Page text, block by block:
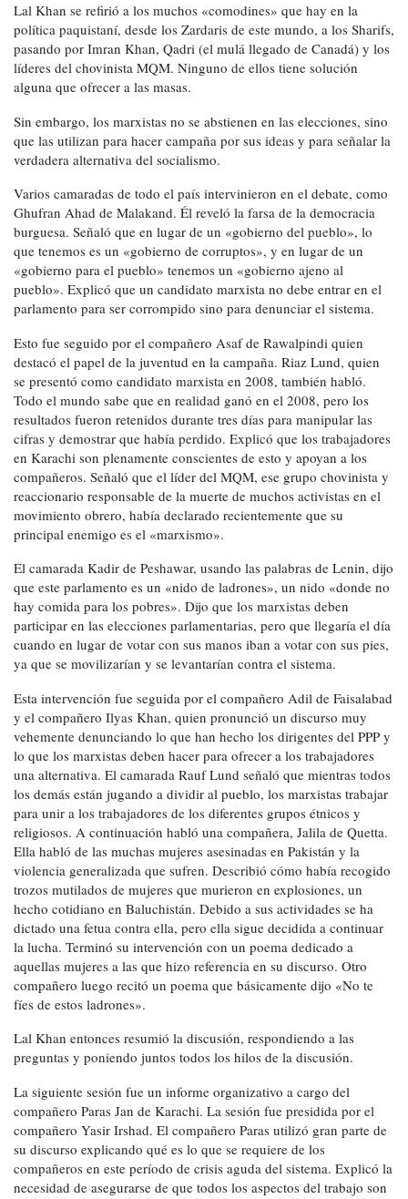
Lal Khan se refirió a los muchos «comodines» que hay en la
política paquistaní, desde los Zardaris de este mundo, a los Sharifs,
pasando por Imran Khan, Qadri (el mulá llegado de Canadá) y los
líderes del chovinista MQM. Ninguno de ellos tiene solución
alguna que ofrecer a las masas.
Sin embargo, los marxistas no se abstienen en las elecciones, sino
que las utilizan para hacer campaña por sus ideas y para señalar la
verdadera alternativa del socialismo.
Varios camaradas de todo el país intervinieron en el debate, como
Ghufran Ahad de Malakand. Él reveló la farsa de la democracia
burguesa. Señaló que en lugar de un «gobierno del pueblo», lo
que tenemos es un «gobierno de corruptos», y en lugar de un
«gobierno para el pueblo» tenemos un «gobierno ajeno al
pueblo». Explicó que un candidato marxista no debe entrar en el
parlamento para ser corrompido sino para denunciar el sistema.
Esto fue seguido por el compañero Asaf de Rawalpindi quien
destacó el papel de la juventud en la campaña. Riaz Lund, quien
se presentó como candidato marxista en 2008, también habló.
Todo el mundo sabe que en realidad ganó en el 2008, pero los
resultados fueron retenidos durante tres días para manipular las
cifras y demostrar que había perdido. Explicó que los trabajadores
en Karachi son plenamente conscientes de esto y apoyan a los
compañeros. Señaló que el líder del MQM, ese grupo chovinista y
reaccionario responsable de la muerte de muchos activistas en el
movimiento obrero, había declarado recientemente que su
principal enemigo es el «marxismo».
El camarada Kadir de Peshawar, usando las palabras de Lenin, dijo
que este parlamento es un «nido de ladrones», un nido «donde no
hay comida para los pobres». Dijo que los marxistas deben
participar en las elecciones parlamentarias, pero que llegaría el día
cuando en lugar de votar con sus manos iban a votar con sus pies,
ya que se movilizarían y se levantarían contra el sistema.
Esta intervención fue seguida por el compañero Adil de Faisalabad
y el compañero Ilyas Khan, quien pronunció un discurso muy
vehemente denunciando lo que han hecho los dirigentes del PPP y
lo que los marxistas deben hacer para ofrecer a los trabajadores
una alternativa. El camarada Rauf Lund señaló que mientras todos
los demás están jugando a dividir al pueblo, los marxistas trabajar
para unir a los trabajadores de los diferentes grupos étnicos y
religiosos. A continuación habló una compañera, Jalila de Quetta.
Ella habló de las muchas mujeres asesinadas en Pakistán y la
violencia generalizada que sufren. Describió cómo había recogido
trozos mutilados de mujeres que murieron en explosiones, un
hecho cotidiano en Baluchistán. Debido a sus actividades se ha
dictado una fetua contra ella, pero ella sigue decidida a continuar
la lucha. Terminó su intervención con un poema dedicado a
aquellas mujeres a las que hizo referencia en su discurso. Otro
compañero luego recitó un poema que básicamente dijo «No te
fíes de estos ladrones».
Lal Khan entonces resumió la discusión, respondiendo a las
preguntas y poniendo juntos todos los hilos de la discusión.
La siguiente sesión fue un informe organizativo a cargo del
compañero Paras Jan de Karachi. La sesión fue presidida por el
compañero Yasir Irshad. El compañero Paras utilizó gran parte de
su discurso explicando qué es lo que se requiere de los
compañeros en este período de crisis aguda del sistema. Explicó la
necesidad de asegurarse de que todos los aspectos del trabajo son